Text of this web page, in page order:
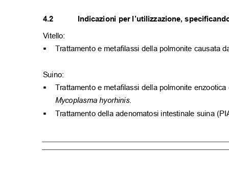
4.2 Indicazioni per l’utilizzazione,
Vitello:
▪ Trattamento e metafilassi della polmonite causata
Suino:
▪ Trattamento e metafilassi della polmonite
Mycoplasma hyorhinis.
▪ Trattamento della adenomatosi intestinale suina